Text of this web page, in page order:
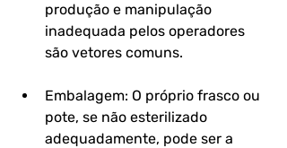
produção e manipulação
inadequada pelos operadores
são vetores comuns.
Embalagem: O próprio frasco ou
pote, se não esterilizado
adequadamente, pode ser a